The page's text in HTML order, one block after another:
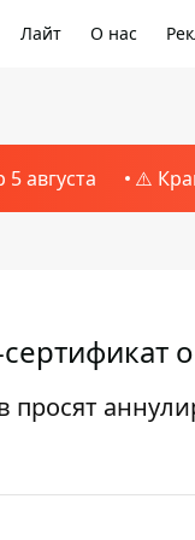
Лайт О нас
августа ⚠️